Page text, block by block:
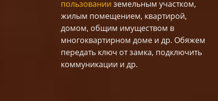
пользовании земельным участком,
жилым помещением, квартирой,
домом, общим имуществом в
многоквартирном доме и др. Обяжем
передать ключ от замка, подключить
коммуникации и др.